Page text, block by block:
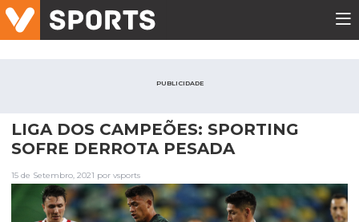
PUBLICIDADE
LIGA DOS CAMPEÕES: SPORTING
SOFRE DERROTA PESADA
15 de Setembro, 2021 por vsports